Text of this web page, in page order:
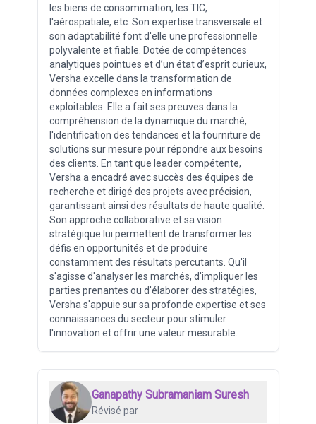
les biens de consommation, les TIC,
l'aérospatiale, etc. Son expertise transversale et
son adaptabilité font d'elle une professionnelle
polyvalente et fiable. Dotée de compétences
analytiques pointues et d’un état d’esprit curieux,
Versha excelle dans la transformation de
données complexes en informations
exploitables. Elle a fait ses preuves dans la
compréhension de la dynamique du marché,
l'identification des tendances et la fourniture de
solutions sur mesure pour répondre aux besoins
des clients. En tant que leader compétente,
Versha a encadré avec succès des équipes de
recherche et dirigé des projets avec précision,
garantissant ainsi des résultats de haute qualité.
Son approche collaborative et sa vision
stratégique lui permettent de transformer les
défis en opportunités et de produire
constamment des résultats percutants. Qu'il
s'agisse d'analyser les marchés, d'impliquer les
parties prenantes ou d'élaborer des stratégies,
Versha s'appuie sur sa profonde expertise et ses
connaissances du secteur pour stimuler
l'innovation et offrir une valeur mesurable.
Ganapathy Subramaniam Suresh
Révisé par